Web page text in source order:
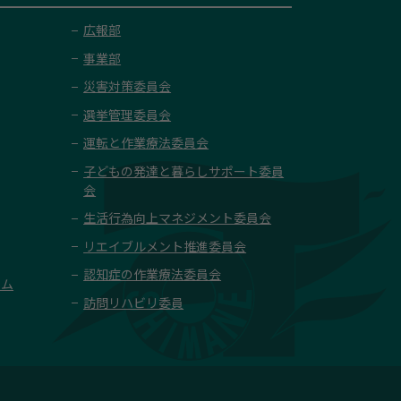
広報部
事業部
災害対策委員会
選挙管理委員会
運転と作業療法委員会
子どもの発達と暮らしサポート委員
会
生活行為向上マネジメント委員会
リエイブルメント推進委員会
認知症の作業療法委員会
訪問リハビリ委員